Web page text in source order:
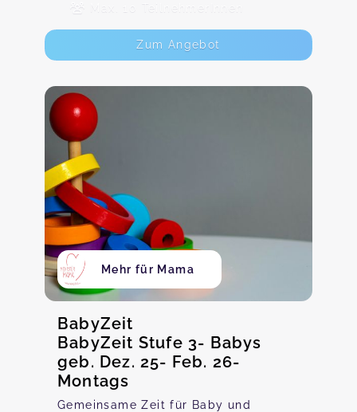
Max. 10 TeilnehmerInnen
Zum Angebot
Mehr für Mama
BabyZeit
BabyZeit Stufe 3- Babys
geb. Dez. 25- Feb. 26-
Montags
Gemeinsame Zeit für Baby und